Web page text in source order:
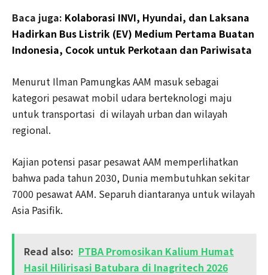
Baca juga: Kolaborasi INVI, Hyundai, dan Laksana
Hadirkan Bus Listrik (EV) Medium Pertama Buatan
Indonesia, Cocok untuk Perkotaan dan Pariwisata
Menurut Ilman Pamungkas AAM masuk sebagai
kategori pesawat mobil udara berteknologi maju
untuk transportasi di wilayah urban dan wilayah
regional.
Kajian potensi pasar pesawat AAM memperlihatkan
bahwa pada tahun 2030, Dunia membutuhkan sekitar
7000 pesawat AAM. Separuh diantaranya untuk wilayah
Asia Pasifik.
Read also: PTBA Promosikan Kalium Humat
Hasil Hilirisasi Batubara di Inagritech 2026